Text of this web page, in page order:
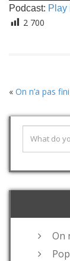
Podcast: Play
2 700
« On n’a pas
On